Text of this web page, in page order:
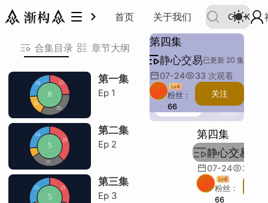
首页 关于我们 Ctrl K
静心交易
合集目录 章节大纲
共 4 节
追随与预测
回顾案例
比较可能性
盈亏比vs胜率
切确vs潜在
第一集
Ep 1
第二集
Ep 2
第三集
Ep 3
追随与预测
追随与预测
回顾案例
回顾案例
追破位
追破位
美股科普
美股科普
比较可能性
比较可能性
盈亏比vs胜率
盈亏比vs胜率
切确vs潜在
切确vs潜在
可追震荡区
可追震荡区
击穿快不能追
击穿快不能追
震荡vs机构
震荡vs机构
接不到回抽
接不到回抽
磨磨磨砸
磨磨磨砸
交换充分砸
交换充分砸
有过砸盘
有过砸盘
macd指标
macd指标
小市值庄控
小市值庄控
建底vs反弹
建底vs反弹
趋势最后一笔
趋势最后一笔
吃反转风险高
吃反转风险高
利率倒挂
利率倒挂
场内vs电子
场内vs电子
美国四大指数
美国四大指数
美国国债
美国国债
情绪化做空
情绪化做空
以太比特汇率
以太比特汇率
跟随
跟随
第四集
静心交易已更新 20 集
07-24 33 次观看
Lv4
粉丝：
66
关注
主题：
描述：
例子：
类比：
其他：
75:38
第四集
静心交易
07-24 33
Lv4
粉丝：
66